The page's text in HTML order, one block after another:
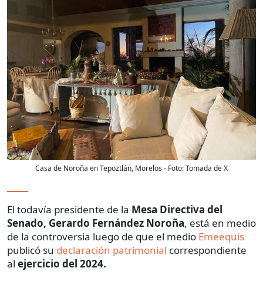
Casa de Noroña en Tepoztlán, Morelos - Foto:Tomada de X
El todavía presidente de la Mesa Directiva del
Senado, Gerardo Fernández Noroña, está en medio
de la controversia luego de que el medio Emeequis
publicó su declaración patrimonial correspondiente
al ejercicio del 2024.